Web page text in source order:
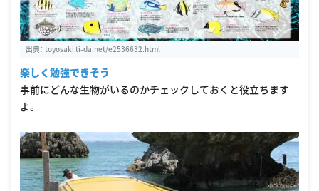
出典： toyosaki.ti-da.net/e2536632.html
楽しく勉強できそう
事前にどんな生物がいるのかチェックしておくと役立ちます
よ。